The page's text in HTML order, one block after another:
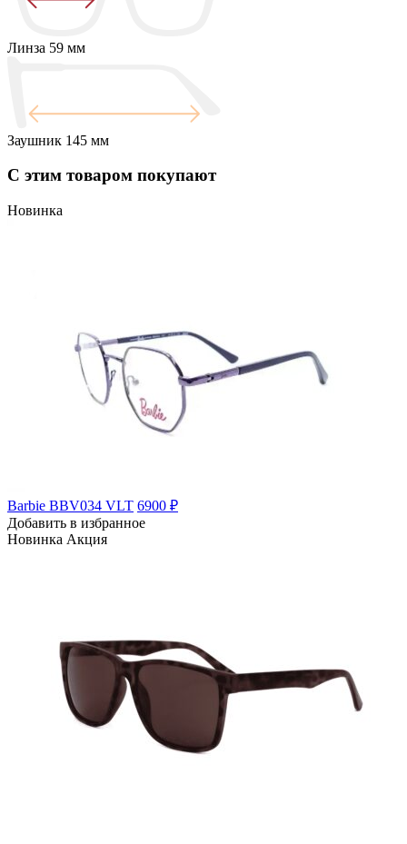
Линза 59 мм
Заушник 145 мм
С этим товаром покупают
Новинка
Barbie BBV034 VLT 6900 ₽
Добавить в избранное
Новинка Акция